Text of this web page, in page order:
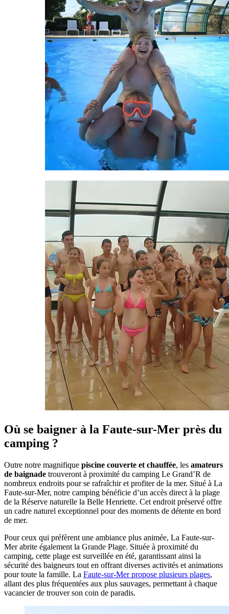
Où se baigner à la Faute-sur-Mer près du
camping ?
Outre notre magnifique piscine couverte et chauffée, les amateurs
de baignade trouveront à proximité du camping Le Grand’R de
nombreux endroits pour se rafraîchir et profiter de la mer. Situé à La
Faute-sur-Mer, notre camping bénéficie d’un accès direct à la plage
de la Réserve naturelle la Belle Henriette. Cet endroit préservé offre
un cadre naturel exceptionnel pour des moments de détente en bord
de mer.
Pour ceux qui préfèrent une ambiance plus animée, La Faute-sur-
Mer abrite également la Grande Plage. Située à proximité du
camping, cette plage est surveillée en été, garantissant ainsi la
sécurité des baigneurs tout en offrant diverses activités et animations
pour toute la famille. La Faute-sur-Mer propose plusieurs plages,
allant des plus fréquentées aux plus sauvages, permettant à chaque
vacancier de trouver son coin de paradis.